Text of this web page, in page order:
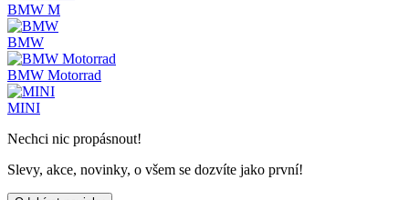
BMW M
BMW
BMW Motorrad
MINI
Nechci nic propásnout!
Slevy, akce, novinky, o všem se dozvíte jako první!